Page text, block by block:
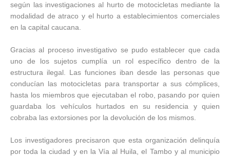
según las investigaciones al hurto de motocicletas mediante la
modalidad de atraco y el hurto a establecimientos comerciales
en la capital caucana.
Gracias al proceso investigativo se pudo establecer que cada
uno de los sujetos cumplía un rol específico dentro de la
estructura ilegal. Las funciones iban desde las personas que
conducían las motocicletas para transportar a sus cómplices,
hasta los miembros que ejecutaban el robo, pasando por quien
guardaba los vehículos hurtados en su residencia y quien
cobraba las extorsiones por la devolución de los mismos.
Los investigadores precisaron que esta organización delinquía
por toda la ciudad y en la Vía al Huila, el Tambo y al municipio